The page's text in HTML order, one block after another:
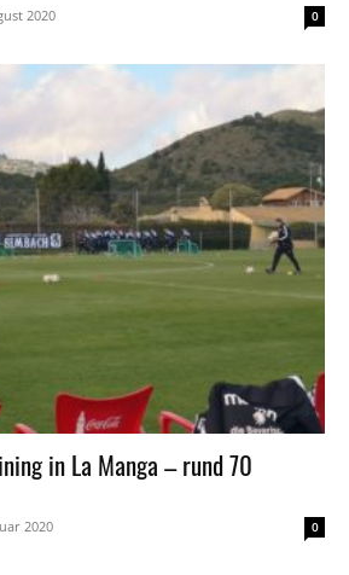
2020 0
in La Manga – rund 70
2020 0